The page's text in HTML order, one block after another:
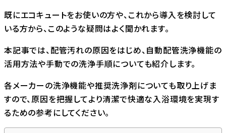
既にエコキュートをお使いの方や、これから導入を検討して
いる方から、このような疑問はよく聞かれます。
本記事では、配管汚れの原因をはじめ、自動配管洗浄機能の
活用方法や手動での洗浄手順についても紹介します。
各メーカーの洗浄機能や推奨洗浄剤についても取り上げま
すので、原因を把握してより清潔で快適な入浴環境を実現す
るための参考にしてください。